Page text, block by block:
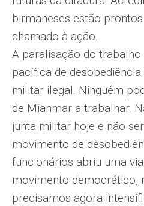
birmaneses estão
chamado à ação.
A paralisação do
pacífica de
militar ilegal. Ninguém
de Mianmar a trabalhar.
junta militar hoje e não
movimento de
funcionários abriu uma
movimento democrático,
precisamos agora